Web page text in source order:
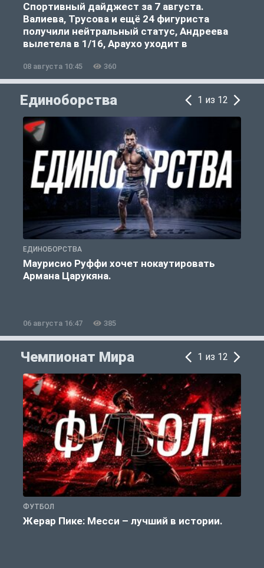
Спортивный дайджест за 7 августа.
Валиева, Трусова и ещё 24 фигуриста
получили нейтральный статус, Андреева
вылетела в 1/16, Араухо уходит в
08 августа 10:45 360
Единоборства 1 из 12
ЕДИНОБОРСТВА
Маурисио Руффи хочет нокаутировать
Армана Царукяна.
06 августа 16:47 385
Чемпионат Мира 1 из 12
ФУТБОЛ
Жерар Пике: Месси – лучший в истории.